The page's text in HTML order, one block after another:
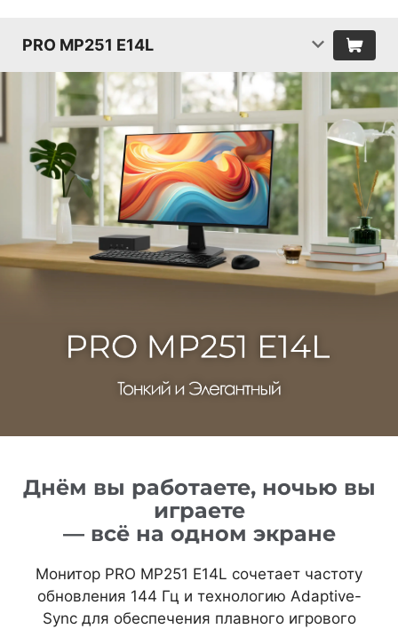
PRO MP251 E14L
Днём вы работаете, ночью вы
играете
— всё на одном экране
Монитор PRO MP251 E14L сочетает частоту
обновления 144 Гц и технологию Adaptive-
Sync для обеспечения плавного игрового